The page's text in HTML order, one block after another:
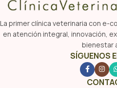
La primer clínica veterinaria con e-
en atención integral, innovación,
bienestar
SÍGUENOS